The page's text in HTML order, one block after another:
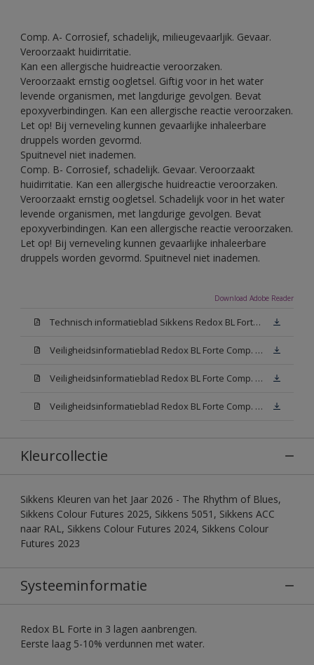
Comp. A- Corrosief, schadelijk, milieugevaarljik. Gevaar.
Veroorzaakt huidirritatie.
Kan een allergische huidreactie veroorzaken.
Veroorzaakt ernstig oogletsel. Giftig voor in het water
levende organismen, met langdurige gevolgen. Bevat
epoxyverbindingen. Kan een allergische reactie veroorzaken.
Let op! Bij verneveling kunnen gevaarlijke inhaleerbare
druppels worden gevormd.
Spuitnevel niet inademen.
Comp. B- Corrosief, schadelijk. Gevaar. Veroorzaakt
huidirritatie. Kan een allergische huidreactie veroorzaken.
Veroorzaakt ernstig oogletsel. Schadelijk voor in het water
levende organismen, met langdurige gevolgen. Bevat
epoxyverbindingen. Kan een allergische reactie veroorzaken.
Let op! Bij verneveling kunnen gevaarlijke inhaleerbare
druppels worden gevormd. Spuitnevel niet inademen.
Download Adobe Reader
Technisch informatieblad Sikkens Redox BL Forte (PDF)
Veiligheidsinformatieblad Redox BL Forte Comp. B (MSDS)
Veiligheidsinformatieblad Redox BL Forte Comp. -A W05 (MSDS)
Veiligheidsinformatieblad Redox BL Forte Comp. -A N00 (MSDS)
Kleurcollectie
Sikkens Kleuren van het Jaar 2026 - The Rhythm of Blues,
Sikkens Colour Futures 2025, Sikkens 5051, Sikkens ACC
naar RAL, Sikkens Colour Futures 2024, Sikkens Colour
Futures 2023
Systeeminformatie
Redox BL Forte in 3 lagen aanbrengen.
Eerste laag 5-10% verdunnen met water.